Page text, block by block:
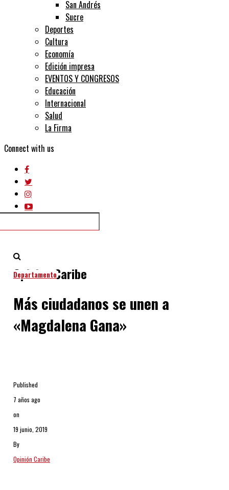
San Andrés
Sucre
Deportes
Cultura
Economía
Edición impresa
EVENTOS Y CONGRESOS
Educación
Internacional
Salud
La Firma
Connect with us
Opinion Caribe
Departamento
Más ciudadanos se unen a
«Magdalena Gana»
Published
7 años ago
on
19 junio, 2019
By
Opinión Caribe